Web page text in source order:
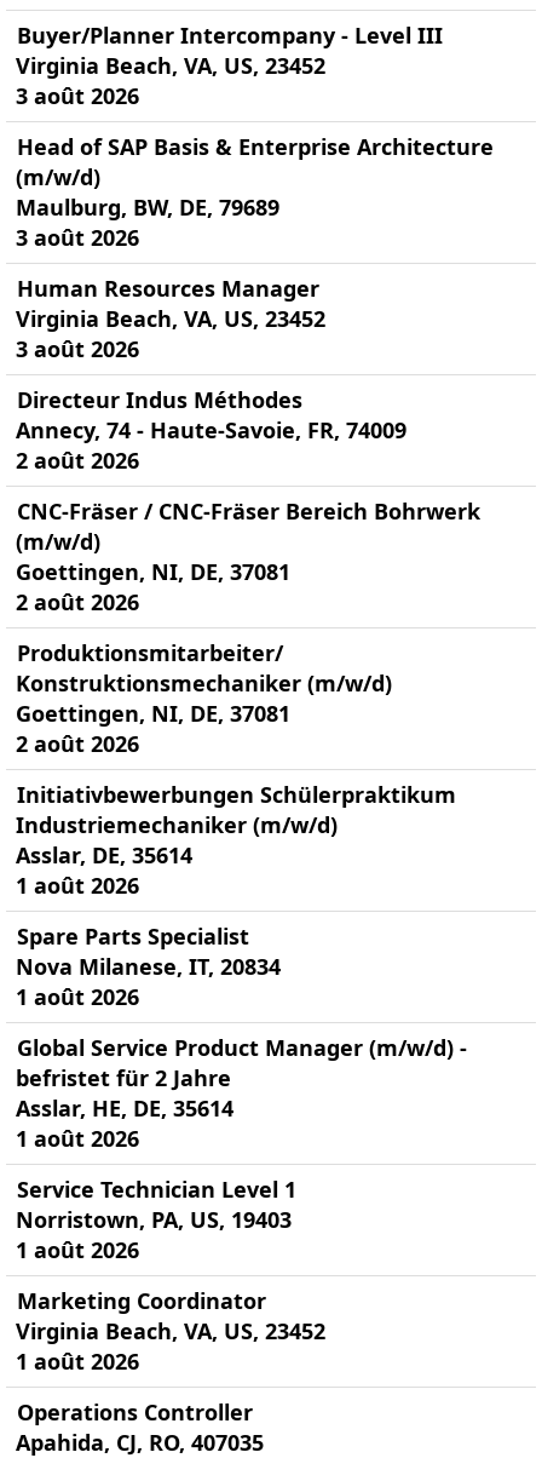
Buyer/Planner Intercompany - Level III
Virginia Beach, VA, US, 23452
3 août 2026
Head of SAP Basis & Enterprise Architecture
(m/w/d)
Maulburg, BW, DE, 79689
3 août 2026
Human Resources Manager
Virginia Beach, VA, US, 23452
3 août 2026
Directeur Indus Méthodes
Annecy, 74 - Haute-Savoie, FR, 74009
2 août 2026
CNC-Fräser / CNC-Fräser Bereich Bohrwerk
(m/w/d)
Goettingen, NI, DE, 37081
2 août 2026
Produktionsmitarbeiter/
Konstruktionsmechaniker (m/w/d)
Goettingen, NI, DE, 37081
2 août 2026
Initiativbewerbungen Schülerpraktikum
Industriemechaniker (m/w/d)
Asslar, DE, 35614
1 août 2026
Spare Parts Specialist
Nova Milanese, IT, 20834
1 août 2026
Global Service Product Manager (m/w/d) -
befristet für 2 Jahre
Asslar, HE, DE, 35614
1 août 2026
Service Technician Level 1
Norristown, PA, US, 19403
1 août 2026
Marketing Coordinator
Virginia Beach, VA, US, 23452
1 août 2026
Operations Controller
Apahida, CJ, RO, 407035